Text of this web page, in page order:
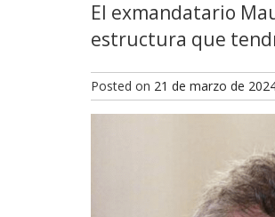
El exmandatario
estructura que
Posted on 21 de marzo de